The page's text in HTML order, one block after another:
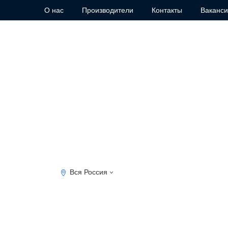
О нас Производители Контакты
Вся Россия